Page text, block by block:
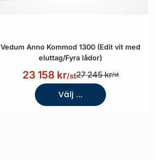
Vedum Anno Kommod 1300 (Edit vit med
eluttag/Fyra lådor)
23 158 kr/st27 245 kr/st
Välj ...